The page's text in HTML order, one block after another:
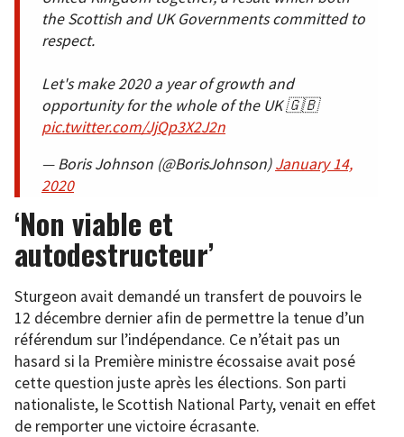
the Scottish and UK Governments committed to
respect.
Let's make 2020 a year of growth and
opportunity for the whole of the UK 🇬🇧
pic.twitter.com/JjQp3X2J2n
— Boris Johnson (@BorisJohnson)January 14,
2020
‘Non viable et
autodestructeur’
Sturgeon avait demandé un transfert de pouvoirs le
12 décembre dernier afin de permettre la tenue d’un
référendum sur l’indépendance. Ce n’était pas un
hasard si la Première ministre écossaise avait posé
cette question juste après les élections. Son parti
nationaliste, le Scottish National Party, venait en effet
de remporter une victoire écrasante.